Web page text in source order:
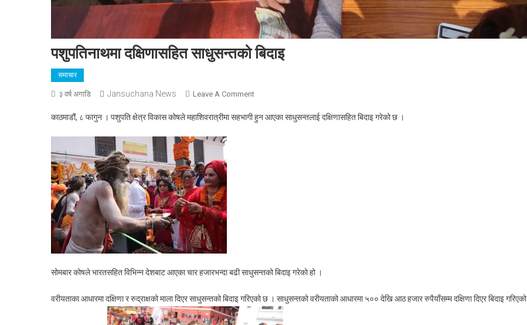
पशुपतिनाथमा दक्षिणासहित साधुसन्तको बिदाइ
समाचार
३ वर्ष अगाडि Jansuchana News Leave A CommentOn
दक्षिणासहित
काठमाडौं, ८ फागुन । पशुपति क्षेत्र विकास कोषले महाशिवरात्रीमा सहभागी हुन आएका साधुसन्तलाई दक्षिणासहित बिदाइ गरेको छ ।
सोमबार कोषले भारतसहित विभिन्न देशबाट आएका चार हजारभन्दा बढी साधुसन्तको बिदाइ गरेको हो ।
वरीयताका आधारमा दक्षिणा र रुद्राक्षको माला दिएर साधुसन्तको बिदाइ गरिएको छ । साधुसन्तको वरीयताको आधारमा ५०० देखि आठ हजार रुपैयाँसम्म दक्षिणा दिएर बिदाइ गरिएको